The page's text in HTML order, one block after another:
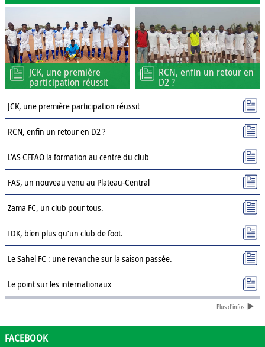
JCK, une première
participation réussit
RCN, enfin un retour en
D2 ?
JCK, une première participation réussit
RCN, enfin un retour en D2 ?
L’AS CFFAO la formation au centre du club
FAS, un nouveau venu au Plateau-Central
Zama FC, un club pour tous.
IDK, bien plus qu’un club de foot.
Le Sahel FC : une revanche sur la saison passée.
Le point sur les internationaux
Présentation des clubs de D3 : ASPC Tenkodogo
Plus d'infos
FACEBOOK